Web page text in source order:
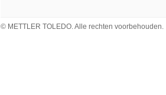
© METTLER TOLEDO. Alle rechten voorbehouden.